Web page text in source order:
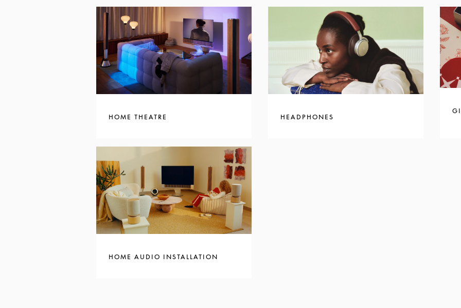
HOME THEATRE HEADPHONES
HOME AUDIO INSTALLATION